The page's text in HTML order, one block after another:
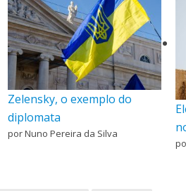
Zelensky, o exemplo do
diplomata
por Nuno Pereira da Silva